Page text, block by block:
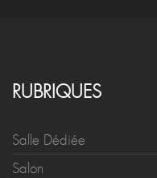
RUBRIQUES
Salle Dédiée
Salon